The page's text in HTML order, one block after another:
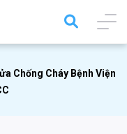
Chống Cháy Bệnh Viện